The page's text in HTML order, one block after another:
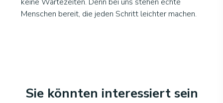
Menschen bereit, die jeden Schritt leichter machen.
Sie könnten interessiert sein